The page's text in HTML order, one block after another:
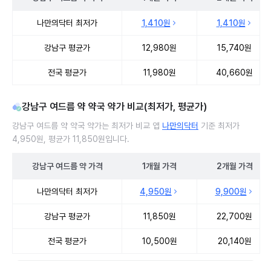
나만의닥터 최저가 1,410원 1,410원
강남구 평균가 12,980원 15,740원
전국 평균가 11,980원 40,660원
강남구 여드름 약 약국 약가 비교(최저가, 평균가)
강남구 여드름 약 약국 약가는 최저가 비교 앱 나만의닥터 기준 최저가
4,950원, 평균가 11,850원입니다.
강남구 여드름 약가격 1개월 가격 2개월 가격
나만의닥터 최저가 4,950원 9,900원
강남구 평균가 11,850원 22,700원
전국 평균가 10,500원 20,140원